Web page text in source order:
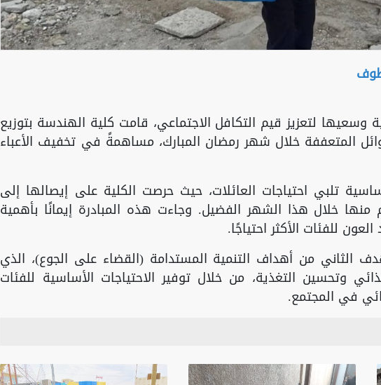
لتعزيز قيم التكافل الاجتماعي، قامت كلية الهندسة بتوزيع
المتعففة خلال شهر رمضان المبارك، مساهمةً في تخفيف الأعباء
تلبي احتياجات العائلات، حيث حرصت الكلية على إيصالها إلى
خلال هذا الشهر الفضيل. وجاءت هذه المبادرة إيمانًا بأهمية
للفئات الأكثر احتياجًا.
الثاني من أهداف التنمية المستدامة (القضاء على الجوع)، الذي
وتحسين التغذية، من خلال توفير الاحتياجات الأساسية للفئات
في المجتمع.